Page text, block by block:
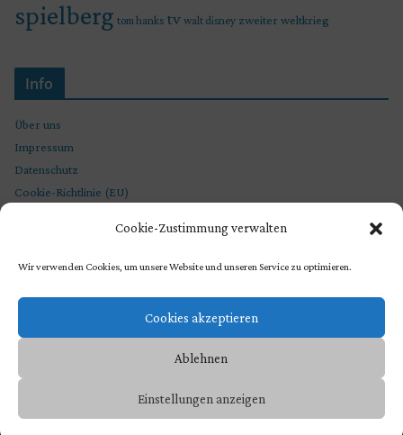
Cookie-Zustimmung verwalten
Wir verwenden Cookies, um unsere Website und unseren Service zu optimieren.
Cookies akzeptieren
Ablehnen
Einstellungen anzeigen
spielberg tom hanks tv walt disney zweiter weltkrieg
Info
Über uns
Impressum
Datenschutz
Cookie-Richtlinie (EU)
Copyright © 2026
WordPress.